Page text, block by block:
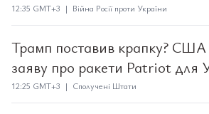
12:35 GMT+3 | Війна Росії проти України
Трамп поставив крапку? США
заяву про ракети Patriot для
12:25 GMT+3 | Сполучені Штати